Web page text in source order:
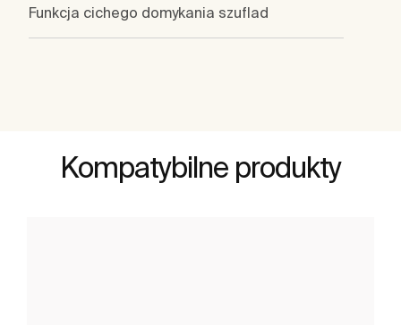
Funkcja cichego domykania szuflad
Kompatybilne produkty